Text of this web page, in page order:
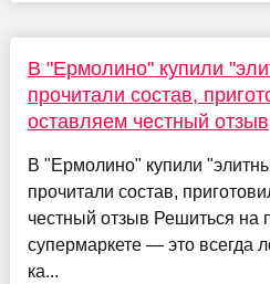
В "Ермолино" купили
прочитали состав,
оставляем честный отзыв
В "Ермолино" купили
прочитали состав,
честный отзыв Решиться на
супермаркете — это всегда
ка...